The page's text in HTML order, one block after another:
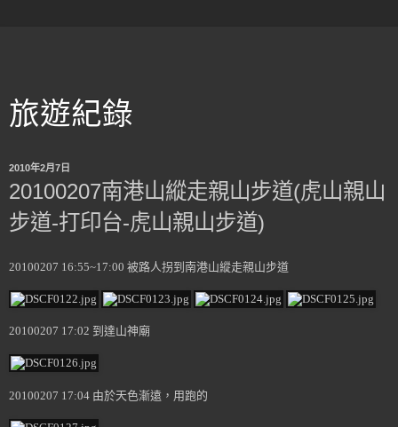
旅遊紀錄
2010年2月7日
20100207南港山縱走親山步道(虎山親山
步道-打印台-虎山親山步道)
20100207 16:55~17:00 被路人拐到南港山縱走親山步道
20100207 17:02 到達山神廟
20100207 17:04 由於天色漸遠，用跑的